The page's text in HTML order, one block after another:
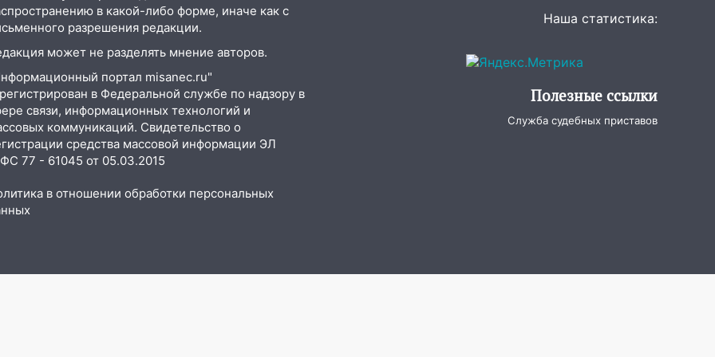
в какой-либо форме, иначе как с
разрешения редакции.
может не разделять мнение авторов.
портал misanec.ru"
в Федеральной службе по надзору в
связи, информационных технологий и
коммуникаций. Свидетельство о
средства массовой информации ЭЛ
77 - 61045 от 05.03.2015
в отношении обработки персональных
Наша статистика:
Полезные ссылки
Служба судебных приставов